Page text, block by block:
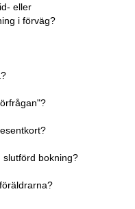
eller
i förväg?
slutförd bokning?